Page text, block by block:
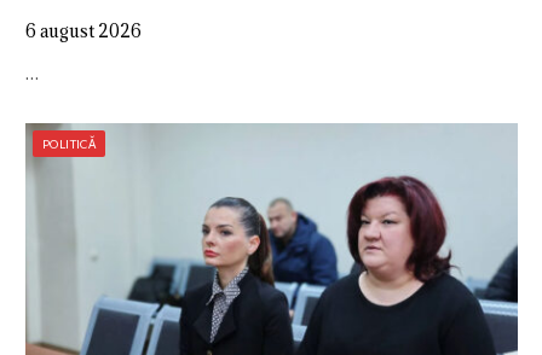
6 august 2026
…
POLITICĂ